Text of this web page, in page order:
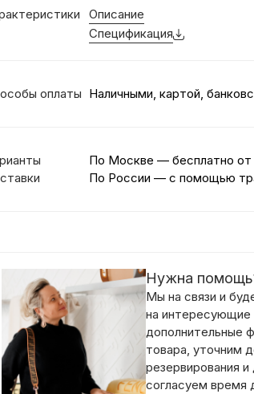
Описание
Спецификация
оплаты Наличными, картой,
По Москве — бесплатно от
По России — с помощью
Нужна
Мы на связи и
на
дополнительные
товара, уточним
резервирования и
согласуем время